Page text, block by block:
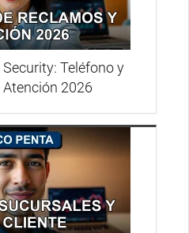
Teléfono y
Atención 2026